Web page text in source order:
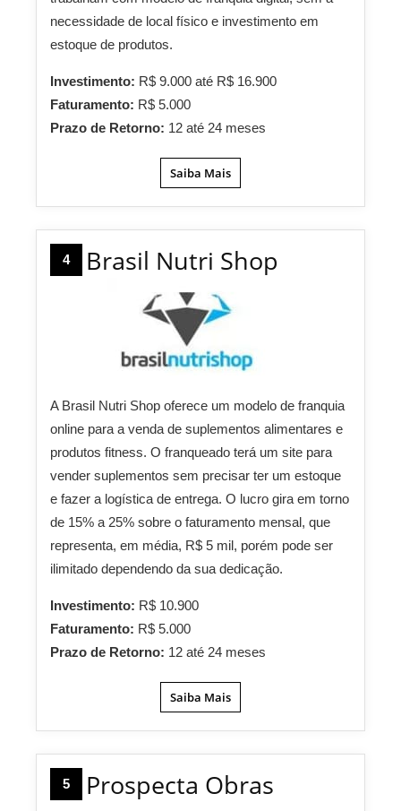
necessidade de local físico e investimento em
estoque de produtos.
Investimento: R$ 9.000 até R$ 16.900
Faturamento: R$ 5.000
Prazo de Retorno: 12 até 24 meses
Saiba Mais
4 Brasil Nutri Shop
A Brasil Nutri Shop oferece um modelo de franquia
online para a venda de suplementos alimentares e
produtos fitness. O franqueado terá um site para
vender suplementos sem precisar ter um estoque
e fazer a logística de entrega. O lucro gira em torno
de 15% a 25% sobre o faturamento mensal, que
representa, em média, R$ 5 mil, porém pode ser
ilimitado dependendo da sua dedicação.
Investimento: R$ 10.900
Faturamento: R$ 5.000
Prazo de Retorno: 12 até 24 meses
Saiba Mais
5 Prospecta Obras